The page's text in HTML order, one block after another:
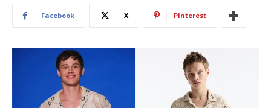
Facebook X Pinterest